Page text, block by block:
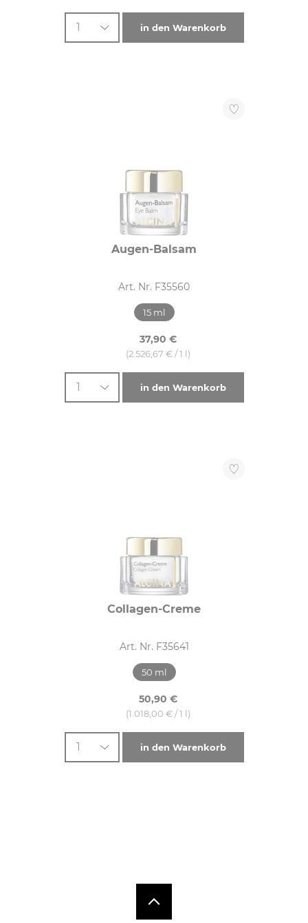
1 in den Warenkorb
Augen-Balsam
Art. Nr. F35560
15 ml
37,90 €
(2.526,67 € / 1 l)
1 in den Warenkorb
Collagen-Creme
Art. Nr. F35641
50 ml
50,90 €
(1.018,00 € / 1 l)
1 in den Warenkorb